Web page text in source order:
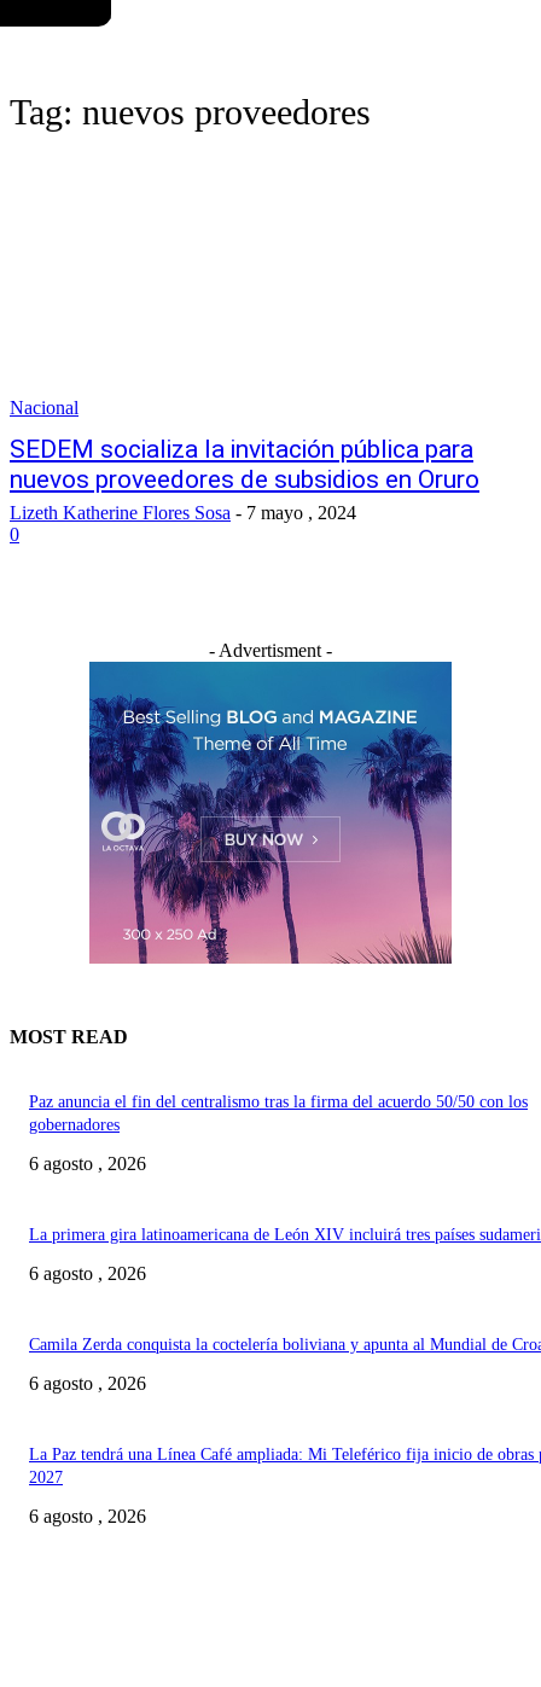
Tag: nuevos proveedores
Nacional
SEDEM socializa la invitación pública para
nuevos proveedores de subsidios en Oruro
Lizeth Katherine Flores Sosa - 7 mayo , 2024
0
- Advertisment -
MOST READ
Paz anuncia el fin del centralismo tras la firma del acuerdo 50/50 con los
gobernadores
6 agosto , 2026
La primera gira latinoamericana de León XIV incluirá tres países
6 agosto , 2026
Camila Zerda conquista la coctelería boliviana y apunta al Mundial de
6 agosto , 2026
La Paz tendrá una Línea Café ampliada: Mi Teleférico fija inicio de obras
2027
6 agosto , 2026